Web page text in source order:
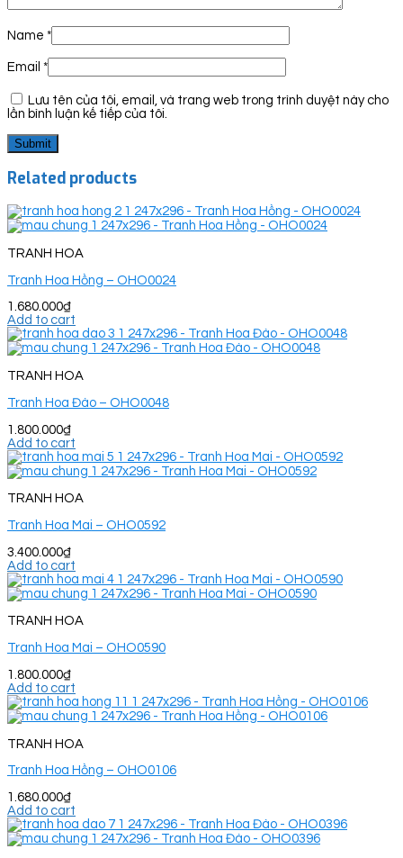
Name *
Email *
Lưu tên của tôi, email, và trang web trong trình duyệt này cho
lần bình luận kế tiếp của tôi.
Related products
TRANH HOA
Tranh Hoa Hồng – OHO0024
1.680.000₫
Add to cart
TRANH HOA
Tranh Hoa Đào – OHO0048
1.800.000₫
Add to cart
TRANH HOA
Tranh Hoa Mai – OHO0592
3.400.000₫
Add to cart
TRANH HOA
Tranh Hoa Mai – OHO0590
1.800.000₫
Add to cart
TRANH HOA
Tranh Hoa Hồng – OHO0106
1.680.000₫
Add to cart